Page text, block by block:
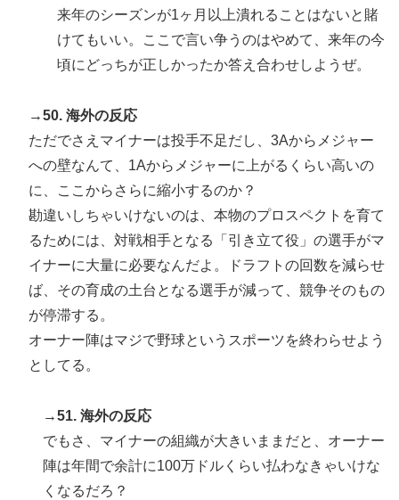
来年のシーズンが1ヶ月以上潰れることはないと賭
けてもいい。ここで言い争うのはやめて、来年の今
頃にどっちが正しかったか答え合わせしようぜ。
→50. 海外の反応
ただでさえマイナーは投手不足だし、3Aからメジャー
への壁なんて、1Aからメジャーに上がるくらい高いの
に、ここからさらに縮小するのか？
勘違いしちゃいけないのは、本物のプロスペクトを育て
るためには、対戦相手となる「引き立て役」の選手がマ
イナーに大量に必要なんだよ。ドラフトの回数を減らせ
ば、その育成の土台となる選手が減って、競争そのもの
が停滞する。
オーナー陣はマジで野球というスポーツを終わらせよう
としてる。
→51. 海外の反応
でもさ、マイナーの組織が大きいままだと、オーナー
陣は年間で余計に100万ドルくらい払わなきゃいけな
くなるだろ？